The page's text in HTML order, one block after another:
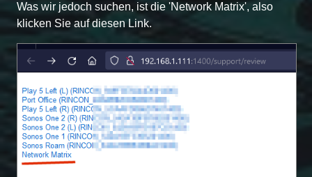
Was wir jedoch suchen, ist die 'Network Matrix', also
klicken Sie auf diesen Link.